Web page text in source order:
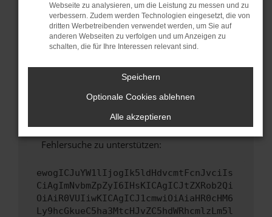
sind.
Veraltete Software birgt nicht nur ein
Sicherheitsrisiko, sondern kann auch dazu
führen, dass bestimmte Funktionen nicht mehr
Wende dich an den Webseitenbetreiber.
Wenn du alle oben genannten Schritte versucht
hast, kontaktiere uns bitte. Wir werden
versuchen, das Problem zu beheben. Du kannst
uns diesen Text schicken, um uns bei der
Fehlersuche zu unterstützen:
ewogICJuYW1lIjogIk5ldHdvcmtFcnJvciIs
CiAgImNvbmZpZyI6IHsKICAgICJtZXRob2Qi
OiAiR0VUIiwKICAgICJ1cmwiOiAiaHR0cHM6
Ly9hcGkueC5ha3MtcHJvZC5hdWRhcmlzLm5l
Webseite zu analysieren, um die Leistung zu messen und zu
verbessern. Zudem werden Technologien eingesetzt, die von
dritten Werbetreibenden verwendet werden, um Sie auf
anderen Webseiten zu verfolgen und um Anzeigen zu
schalten, die für Ihre Interessen relevant sind.
Speichern
Optionale Cookies ablehnen
Alle akzeptieren